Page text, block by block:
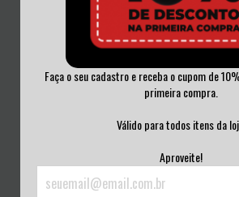
Faça o seu cadastro e receba o cupom de
primeira compra.
Válido para todos itens da
Aproveite!
FUTURE CD 2020